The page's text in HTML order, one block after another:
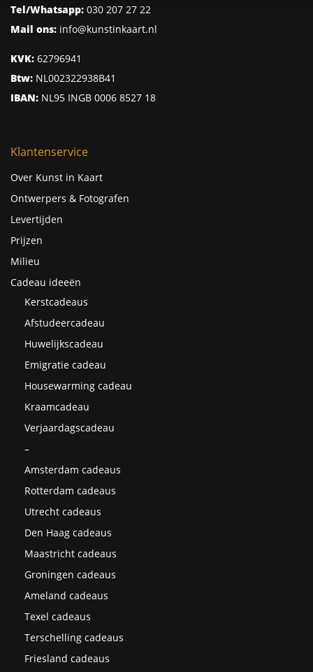
Tel/Whatsapp: 030 207 27 22
Mail ons: info@kunstinkaart.nl
KVK: 62796941
Btw: NL002322938B41
IBAN: NL95 INGB 0006 8527 18
Klantenservice
Over Kunst in Kaart
Ontwerpers & Fotografen
Levertijden
Prijzen
Milieu
Cadeau ideeën
Kerstcadeaus
Afstudeercadeau
Huwelijkscadeau
Emigratie cadeau
Housewarming cadeau
Kraamcadeau
Verjaardagscadeau
–
Amsterdam cadeaus
Rotterdam cadeaus
Utrecht cadeaus
Den Haag cadeaus
Maastricht cadeaus
Groningen cadeaus
Ameland cadeaus
Texel cadeaus
Terschelling cadeaus
Friesland cadeaus